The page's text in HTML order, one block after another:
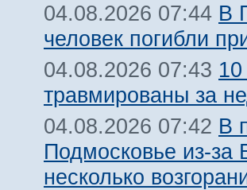
04.08.2026 07:44 В
человек погибли
04.08.2026 07:43
травмированы за
04.08.2026 07:42 В
Подмосковье из-
несколько